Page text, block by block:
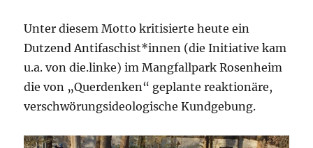
Unter diesem Motto kritisierte heute ein
Dutzend Antifaschist*innen (die Initiative kam
u.a. von die.linke) im Mangfallpark Rosenheim
die von „Querdenken“ geplante reaktionäre,
verschwörungsideologische Kundgebung.